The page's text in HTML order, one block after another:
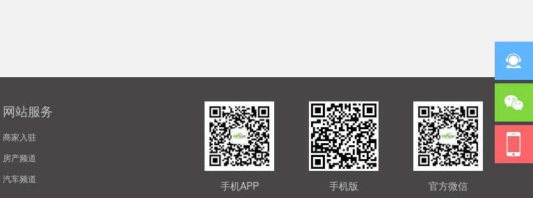
网站服务
商家入驻
房产频道
汽车频道
官方微信
手机版
手机APP